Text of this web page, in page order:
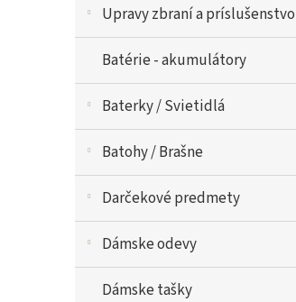
Upravy zbraní a príslušenstvo
Batérie - akumulátory
Baterky / Svietidlá
Batohy / Brašne
Darčekové predmety
Dámske odevy
Dámske tašky